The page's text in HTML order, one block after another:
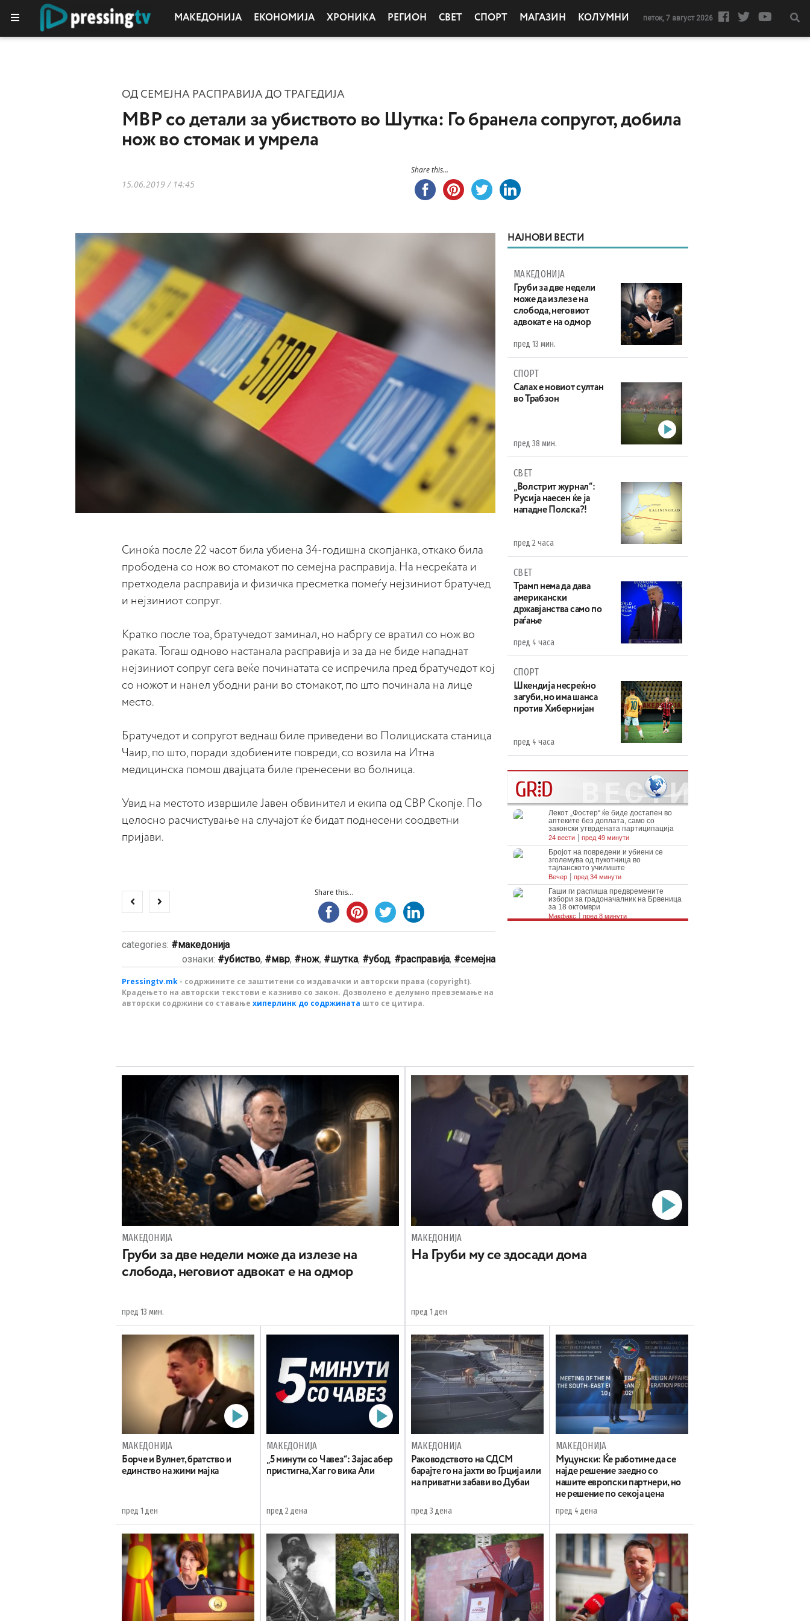
МАКЕДОНИЈА ЕКОНОМИЈА ХРОНИКА РЕГИОН СВЕТ СПОРТ МАГАЗИН КОЛУМНИ петок, 7 август 2026
ОД СЕМЕЈНА РАСПРАВИЈА ДО ТРАГЕДИЈА
МВР со детали за убиството во Шутка: Го бранела сопругот, добила
нож во стомак и умрела
15.06.2019 / 14:45
Share this...
Синоќа после 22 часот била убиена 34-годишна скопјанка, откако била
прободена со нож во стомакот по семејна расправија. На несреќата и
претходела расправија и физичка пресметка помеѓу нејзиниот братучед
и нејзиниот сопруг.
Кратко после тоа, братучедот заминал, но набргу се вратил со нож во
раката. Тогаш одново настанала расправија и за да не биде нападнат
нејзиниот сопруг сега веќе починатата се испречила пред братучедот кој
со ножот и нанел убодни рани во стомакот, по што починала на лице
место.
Братучедот и сопругот веднаш биле приведени во Полициската станица
Чаир, по што, поради здобиените повреди, со возила на Итна
медицинска помош двајцата биле пренесени во болница.
Увид на местото извршиле Јавен обвинител и екипа од СВР Скопје. По
целосно расчистување на случајот ќе бидат поднесени соодветни
пријави.
Share this...
categories:
македонија
ознаки:
убиство, мвр, нож, шутка, убод, расправија, семејна
Pressingtv.mk - содржините се заштитени со издавачки и авторски права (copyright).
Крадењето на авторски текстови е казниво со закон. Дозволено е делумно превземање на
авторски содржини со ставање хиперлинк до содржината што се цитира.
НАЈНОВИ ВЕСТИ
МАКЕДОНИЈА
Груби за две недели
може да излезе на
слобода, неговиот
адвокат е на одмор
пред 13 мин.
СПОРТ
Салах е новиот султан
во Трабзон
пред 38 мин.
СВЕТ
„Волстрит журнал“:
Русија наесен ќе ја
нападне Полска?!
пред 2 часа
СВЕТ
Трамп нема да дава
американски
државјанства само по
раѓање
пред 4 часа
СПОРТ
Шкендија несреќно
загуби, но има шанса
против Хибернијан
пред 4 часа
МАКЕДОНИЈА
Груби за две недели може да излезе на
слобода, неговиот адвокат е на одмор
пред 13 мин.
МАКЕДОНИЈА
На Груби му се здосади дома
пред 1 ден
МАКЕДОНИЈА
Борче и Вулнет, братство и
единство на жими мајка
пред 1 ден
МАКЕДОНИЈА
„5 минути со Чавез“: Зајас абер
пристигна, Хаг го вика Али
пред 2 дена
МАКЕДОНИЈА
Раководството на СДСМ
барајте го на јахти во Грција или
на приватни забави во Дубаи
пред 3 дена
МАКЕДОНИЈА
Муцунски: Ќе работиме да се
најде решение заедно со
нашите европски партнери, но
не решение по секоја цена
пред 4 дена